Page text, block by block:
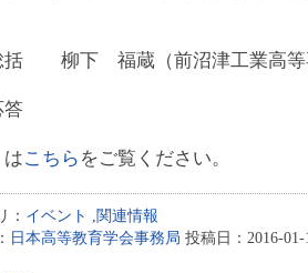
括 柳下 福蔵（前沼津工業高等
答
はこちら をご覧ください。
： イベント ,関連情報
日本高等教育学会事務局 投稿日：2016-01-